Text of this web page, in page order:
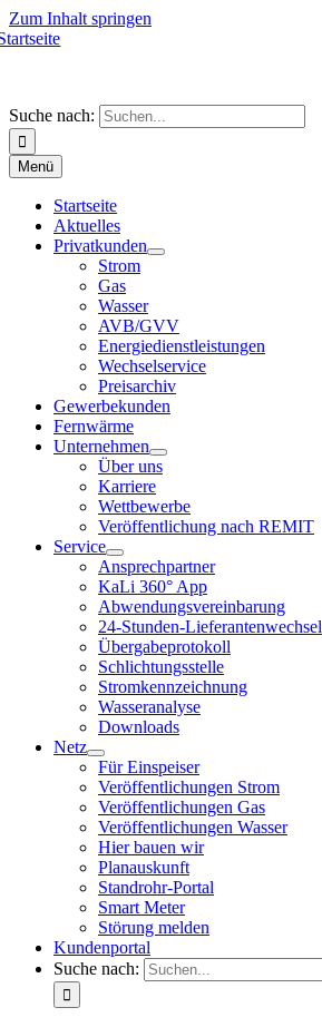
Zum Inhalt springen
Suche nach:
Menü
Startseite
Aktuelles
Privatkunden
Strom
Gas
Wasser
AVB/GVV
Energiedienstleistungen
Wechselservice
Preisarchiv
Gewerbekunden
Fernwärme
Unternehmen
Über uns
Karriere
Wettbewerbe
Veröffentlichung nach REMIT
Service
Ansprechpartner
KaLi 360° App
Abwendungsvereinbarung
24-Stunden-Lieferantenwechsel
Übergabeprotokoll
Schlichtungsstelle
Stromkennzeichnung
Wasseranalyse
Downloads
Netz
Für Einspeiser
Veröffentlichungen Strom
Veröffentlichungen Gas
Veröffentlichungen Wasser
Hier bauen wir
Planauskunft
Standrohr-Portal
Smart Meter
Störung melden
Kundenportal
Suche nach: